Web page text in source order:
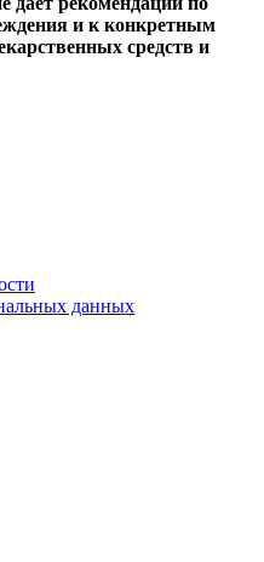
и к конкретным
средств и
данных